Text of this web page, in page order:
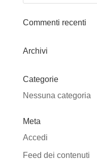
Commenti recenti
Archivi
Categorie
Nessuna categoria
Meta
Accedi
Feed dei contenuti